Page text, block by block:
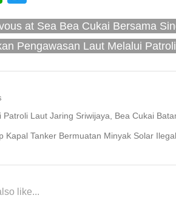
at Sea Bea Cukai Bersama
Pengawasan Laut Melalui
Patroli Laut Jaring Sriwijaya, Bea Cukai
Kapal Tanker Bermuatan Minyak Solar Ilegal
like...